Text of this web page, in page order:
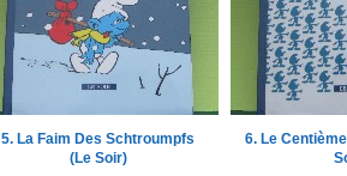
5. La Faim Des Schtroumpfs
(Le Soir)
6. Le